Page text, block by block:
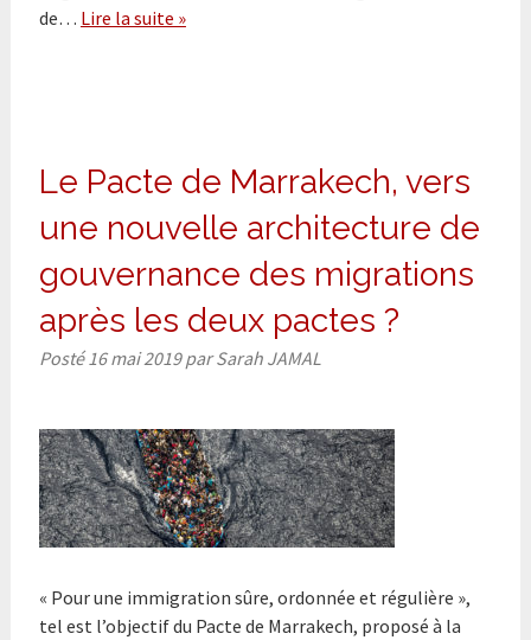
de… Lire la suite »
Le Pacte de Marrakech, vers
une nouvelle architecture de
gouvernance des migrations
après les deux pactes ?
Posté 16 mai 2019 par Sarah JAMAL
« Pour une immigration sûre, ordonnée et régulière »,
tel est l’objectif du Pacte de Marrakech, proposé à la